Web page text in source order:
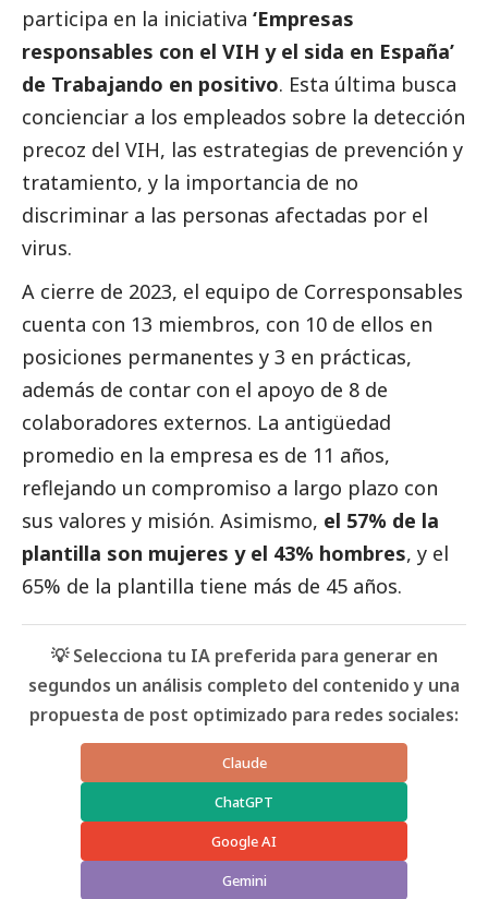
participa en la iniciativa ‘Empresas
responsables con el VIH y el sida en España’
de Trabajando en positivo. Esta última busca
concienciar a los empleados sobre la detección
precoz del VIH, las estrategias de prevención y
tratamiento, y la importancia de no
discriminar a las personas afectadas por el
virus.
A cierre de 2023, el equipo de Corresponsables
cuenta con 13 miembros, con 10 de ellos en
posiciones permanentes y 3 en prácticas,
además de contar con el apoyo de 8 de
colaboradores externos. La antigüedad
promedio en la empresa es de 11 años,
reflejando un compromiso a largo plazo con
sus valores y misión. Asimismo, el 57% de la
plantilla son mujeres y el 43% hombres, y el
65% de la plantilla tiene más de 45 años.
💡 Selecciona tu IA preferida para generar en
segundos un análisis completo del contenido y una
propuesta de post optimizado para redes sociales:
Claude
ChatGPT
Google AI
Gemini